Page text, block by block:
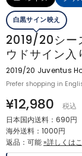
白黒サイン映え
2019/20シー
ウドサイン入
2019/20 Juventus
Prefer shopping in
¥12,980
税込
日本国内送料：690円
海外送料：1000円
返品：可能»詳しくは